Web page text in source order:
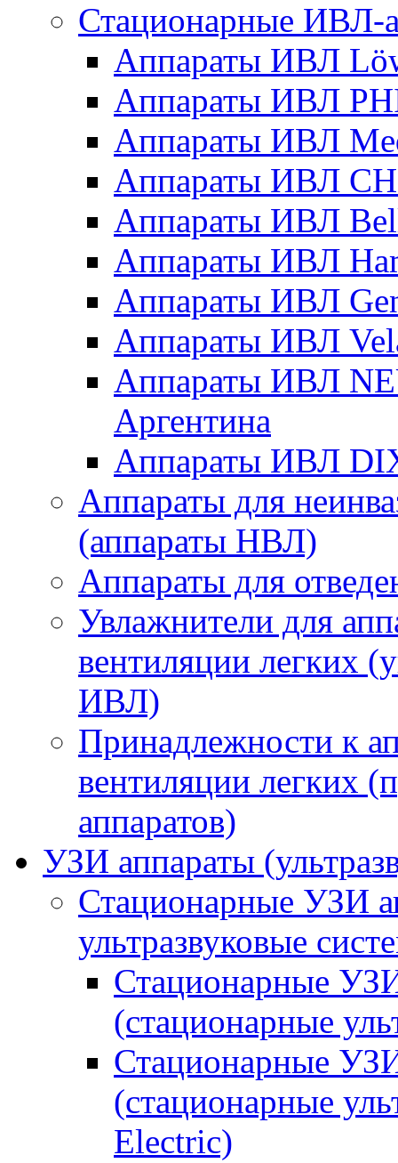
Стационарные ИВЛ-
Аппараты ИВЛ
Аппараты ИВЛ
Аппараты ИВЛ
Аппараты ИВЛ
Аппараты ИВЛ
Аппараты ИВЛ
Аппараты ИВЛ
Аппараты ИВЛ
Аппараты ИВЛ
Аргентина
Аппараты ИВЛ
Аппараты для
(аппараты НВЛ)
Аппараты для
Увлажнители для
вентиляции легких
ИВЛ)
Принадлежности к
вентиляции легких
аппаратов)
УЗИ аппараты
Стационарные УЗИ
ультразвуковые
Стационарные
(стационарные
Стационарные
(стационарные
Electric)